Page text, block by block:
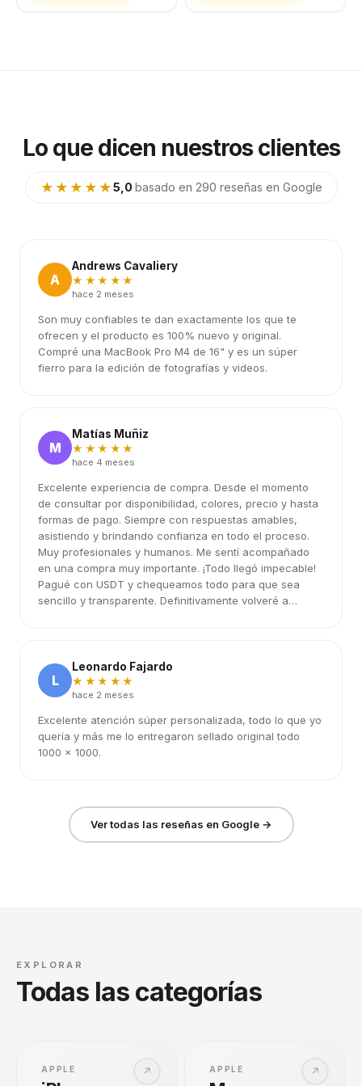
Lo que dicen nuestros clientes
★★★★★5,0·basado en 290 reseñas en Google
A
Andrews Cavaliery
★★★★★
hace 2 meses
Son muy confiables te dan exactamente los que te
ofrecen y el producto es 100% nuevo y original.
Compré una MacBook Pro M4 de 16" y es un súper
fierro para la edición de fotografías y videos.
M
Matías Muñiz
★★★★★
hace 4 meses
Excelente experiencia de compra. Desde el momento
de consultar por disponibilidad, colores, precio y hasta
formas de pago. Siempre con respuestas amables,
asistiendo y brindando confianza en todo el proceso.
Muy profesionales y humanos. Me sentí acompañado
en una compra muy importante. ¡Todo llegó impecable!
Pagué con USDT y chequeamos todo para que sea
sencillo y transparente. Definitivamente volveré a
L
Leonardo Fajardo
★★★★★
hace 2 meses
Excelente atención súper personalizada, todo lo que yo
quería y más me lo entregaron sellado original todo
1000 x 1000.
Ver todas las reseñas en Google →
EXPLORAR
Todas las categorías
↗
APPLE ↗
APPLE